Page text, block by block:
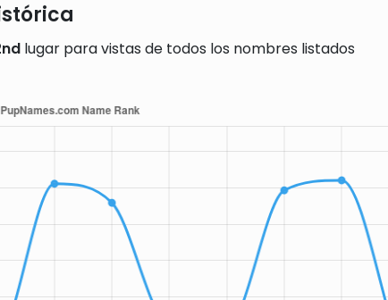
lugar para vistas de todos los nombres listados